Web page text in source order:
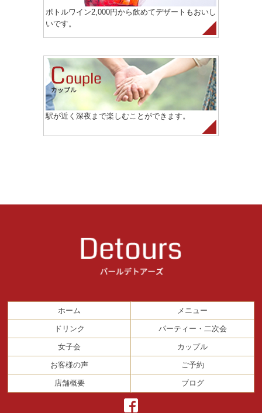
ボトルワイン2,000円から飲めてデザートもおいし
いです。
駅が近く深夜まで楽しむことができます。
ホーム メニュー
ドリンク パーティー・二次会
女子会 カップル
お客様の声 ご予約
店舗概要 ブログ